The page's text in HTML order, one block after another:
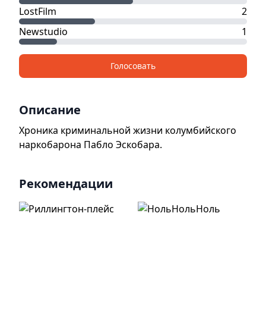
LostFilm
2
Newstudio
1
Голосовать
Описание
Хроника криминальной жизни колумбийского
наркобарона Пабло Эскобара.
Рекомендации